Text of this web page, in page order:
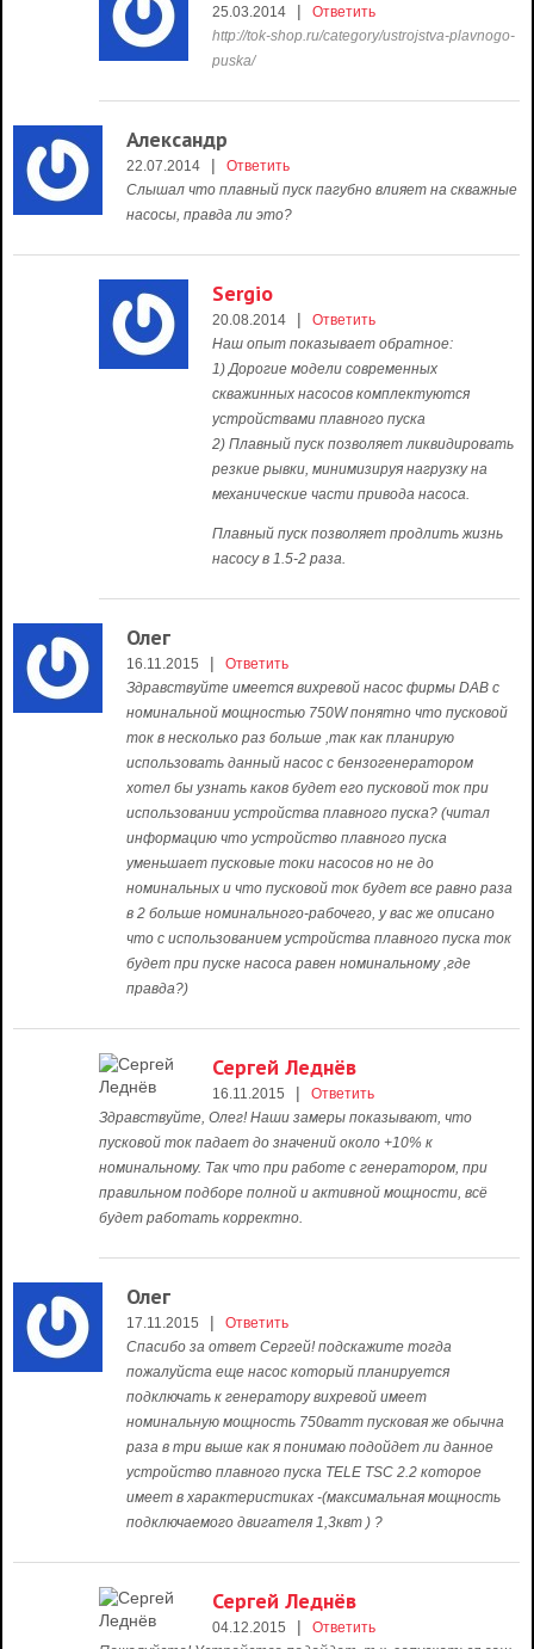
25.03.2014 |
Ответить
http://tok-shop.ru/category/ustrojstva-plavnogo-
puska/
Александр
22.07.2014 |
Ответить
Слышал что плавный пуск пагубно влияет на скважные
насосы, правда ли это?
Sergio
20.08.2014 |
Ответить
Наш опыт показывает обратное:
1) Дорогие модели современных
скважинных насосов комплектуются
устройствами плавного пуска
2) Плавный пуск позволяет ликвидировать
резкие рывки, минимизируя нагрузку на
механические части привода насоса.
Плавный пуск позволяет продлить жизнь
насосу в 1.5-2 раза.
Олег
16.11.2015 |
Ответить
Здравствуйте имеется вихревой насос фирмы DAB с
номинальной мощностью 750W понятно что пусковой
ток в несколько раз больше ,так как планирую
использовать данный насос с бензогенератором
хотел бы узнать каков будет его пусковой ток при
использовании устройства плавного пуска? (читал
информацию что устройство плавного пуска
уменьшает пусковые токи насосов но не до
номинальных и что пусковой ток будет все равно раза
в 2 больше номинального-рабочего, у вас же описано
что с использованием устройства плавного пуска ток
будет при пуске насоса равен номинальному ,где
правда?)
Сергей Леднёв
16.11.2015 |
Ответить
Здравствуйте, Олег! Наши замеры показывают, что
пусковой ток падает до значений около +10% к
номинальному. Так что при работе с генератором, при
правильном подборе полной и активной мощности, всё
будет работать корректно.
Олег
17.11.2015 |
Ответить
Спасибо за ответ Сергей! подскажите тогда
пожалуйста еще насос который планируется
подключать к генератору вихревой имеет
номинальную мощность 750ватт пусковая же обычна
раза в три выше как я понимаю подойдет ли данное
устройство плавного пуска TELE TSC 2.2 которое
имеет в характеристиках -(максимальная мощность
подключаемого двигателя 1,3квт ) ?
Сергей Леднёв
04.12.2015 |
Ответить